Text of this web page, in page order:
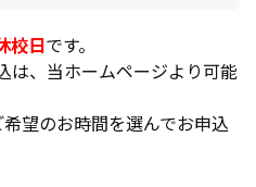
校日です。
は、当ホームページより可能
望のお時間を選んでお申込